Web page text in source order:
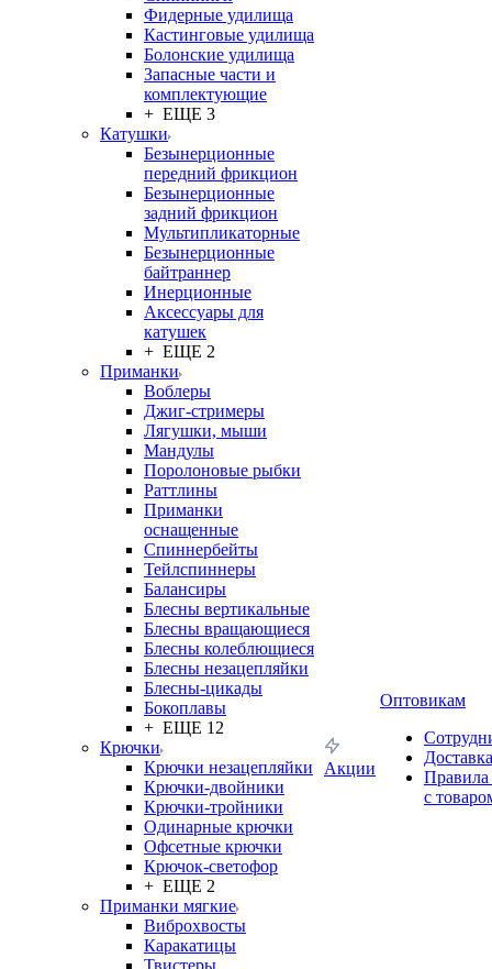
Фидерные удилища
Кастинговые удилища
Болонские удилища
Запасные части и
комплектующие
+ ЕЩЕ 3
Катушки
Безынерционные
передний фрикцион
Безынерционные
задний фрикцион
Мультипликаторные
Безынерционные
байтраннер
Инерционные
Аксессуары для
катушек
+ ЕЩЕ 2
Приманки
Воблеры
Джиг-стримеры
Лягушки, мыши
Мандулы
Поролоновые рыбки
Раттлины
Приманки
оснащенные
Спиннербейты
Тейлспиннеры
Балансиры
Блесны вертикальные
Блесны вращающиеся
Блесны колеблющиеся
Блесны незацепляйки
Блесны-цикады
Бокоплавы
+ ЕЩЕ 12
Крючки
Крючки незацепляйки
Крючки-двойники
Крючки-тройники
Одинарные крючки
Офсетные крючки
Крючок-светофор
+ ЕЩЕ 2
Приманки мягкие
Виброхвосты
Каракатицы
Твистеры
Акции
Оптовикам
Доставка
Правила
с